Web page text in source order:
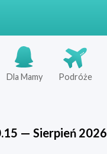
Dla Mamy Podróże
— Sierpień 2026